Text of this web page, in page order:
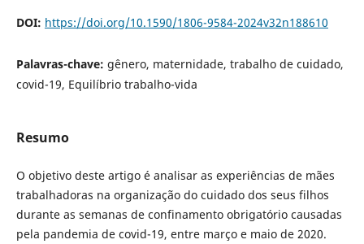
DOI: https://doi.org/10.1590/1806-9584-2024v32n188610
Palavras-chave: gênero, maternidade, trabalho de cuidado,
covid-19, Equilíbrio trabalho-vida
Resumo
O objetivo deste artigo é analisar as experiências de mães
trabalhadoras na organização do cuidado dos seus filhos
durante as semanas de confinamento obrigatório causadas
pela pandemia de covid-19, entre março e maio de 2020.